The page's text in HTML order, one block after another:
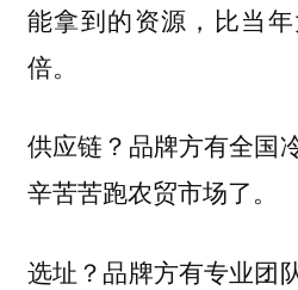
能拿到的资源，比当
倍。
供应链？品牌方有全国
辛苦苦跑农贸市场了。
选址？品牌方有专业团